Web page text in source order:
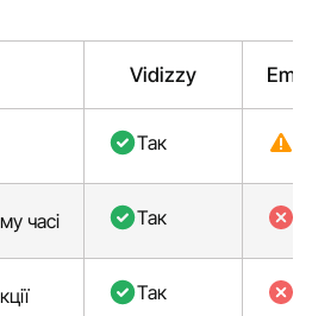
Vidizzy
Так
часі Так
Так